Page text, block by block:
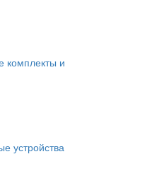
комплекты и
устройства